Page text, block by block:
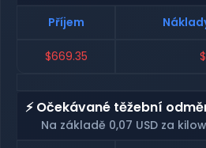
Příjem
$669.35
⚡ Očekávané těžební
Na základě 0,07 USD za